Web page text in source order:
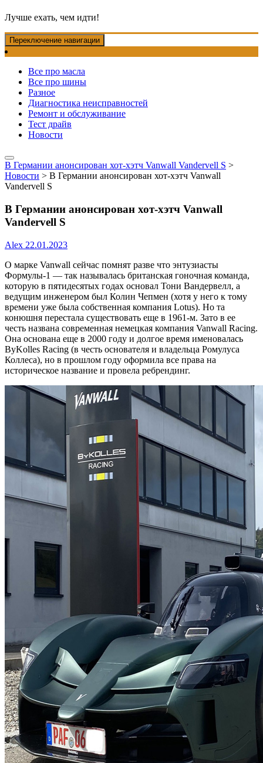
Лучше ехать, чем идти!
Переключение навигации
Все про масла
Все про шины
Разное
Диагностика неисправностей
Ремонт и обслуживание
Тест драйв
Новости
В Германии анонсирован хот-хэтч Vanwall Vandervell S >
Новости > В Германии анонсирован хот-хэтч Vanwall
Vandervell S
В Германии анонсирован хот-хэтч Vanwall
Vandervell S
Alex 22.01.2023
О марке Vanwall сейчас помнят разве что энтузиасты
Формулы-1 — так называлась британская гоночная команда,
которую в пятидесятых годах основал Тони Вандервелл, а
ведущим инженером был Колин Чепмен (хотя у него к тому
времени уже была собственная компания Lotus). Но та
конюшня перестала существовать еще в 1961-м. Зато в ее
честь названа современная немецкая компания Vanwall Racing.
Она основана еще в 2000 году и долгое время именовалась
ByKolles Racing (в честь основателя и владельца Ромулуса
Коллеса), но в прошлом году оформила все права на
историческое название и провела ребрендинг.